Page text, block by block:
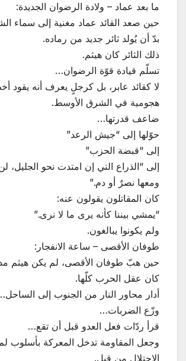
ما بعد عماد – ولادة الرضوان الجديدة:
حين صعد القائد عماد مغنية إلى سماء
بدّ أن يُولد ثائر جديد من رماده.
ذلك الثائر كان هيثم.
تسلّم قيادة قوّة الرضوان…
لا كقائد عابر، بل كرجلٍ يعرف أنه يقود
هجومية في الشرق الأوسط.
ضاعف قدرتها…
حوّلها إلى “جيش الرعد”
إلى “قبضة الحزب”
إلى “الذراع التي إن امتدت نحو الجليل، لن
ومعها نصرٌ أو دم.”
كان المقاتلون يقولون عنه:
“يمشي بيننا كأنه يرى ما لا نرى.”
ولم يكونوا يبالغون.
طوفان الأقصى – ساعة الانفجار:
حين هبّ طوفان الأقصى، لم يكن هيثم
كان عقل الحرب كلّها.
أدار محاور النار من الجنوب إلى
وزّع الضربات…
قرأ ردّات فعل العدو قبل أن تقع…
وجعل المقاومة تدخل المعركة بأسلوب
الاحتلال من قبل.